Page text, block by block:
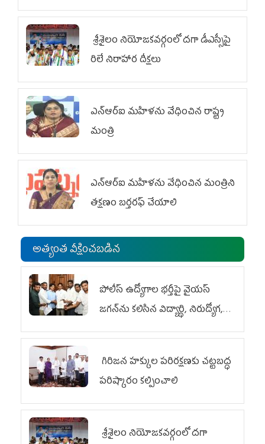
శ్రీశైలం నియోజకవర్గంలో దగా డీఎస్సీపై
రిలే నిరాహార దీక్షలు
ఎన్‌ఆర్‌ఐ మహిళను వేధించిన రాష్ట్ర
మంత్రి
ఎన్ఆర్ఐ మహిళను వేధించిన మంత్రిని
త‌క్ష‌ణం బ‌ర్త‌ర‌ఫ్ చేయాలి
అత్యంత వీక్షించబడిన
పోలీస్ ఉద్యోగాల భర్తీపై వైయస్
జగన్‌ను కలిసిన విద్యార్థి, నిరుద్యోగ,
యువజన జేఏసీ
గిరిజన హక్కుల పరిరక్షణకు చట్టబద్ధ
పరిష్కారం కల్పించాలి
శ్రీశైలం నియోజకవర్గంలో దగా